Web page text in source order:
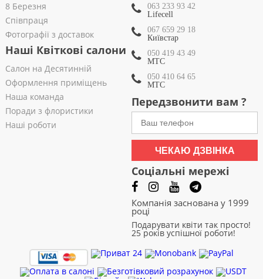
8 Березня
Співпраця
Фотографії з доставок
Наші Квіткові салони
Салон на Десятинній
Оформлення приміщень
Наша команда
Поради з флористики
Наші роботи
063 233 93 42
Lifecell
067 659 29 18
Київстар
050 419 43 49
МТС
050 410 64 65
МТС
Передзвонити вам ?
ЧЕКАЮ ДЗВІНКА
Соціальні мережі
Компанія заснована у 1999
році
Подарувати квіти так просто!
25 років успішної роботи!